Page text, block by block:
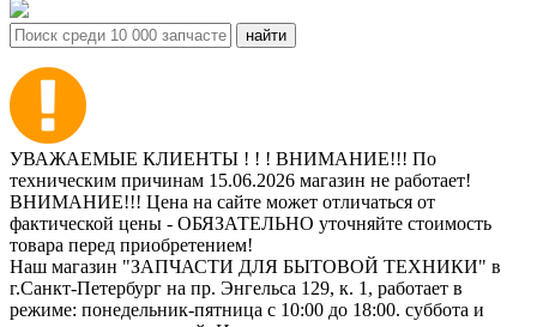
УВАЖАЕМЫЕ КЛИЕНТЫ ! ! ! ВНИМАНИЕ!!! По
техническим причинам 15.06.2026 магазин не работает!
ВНИМАНИЕ!!! Цена на сайте может отличаться от
фактической цены - ОБЯЗАТЕЛЬНО уточняйте стоимость
товара перед приобретением!
Наш магазин "ЗАПЧАСТИ ДЛЯ БЫТОВОЙ ТЕХНИКИ" в
г.Санкт-Петербург на пр. Энгельса 129, к. 1, работает в
режиме: понедельник-пятница с 10:00 до 18:00. суббота и